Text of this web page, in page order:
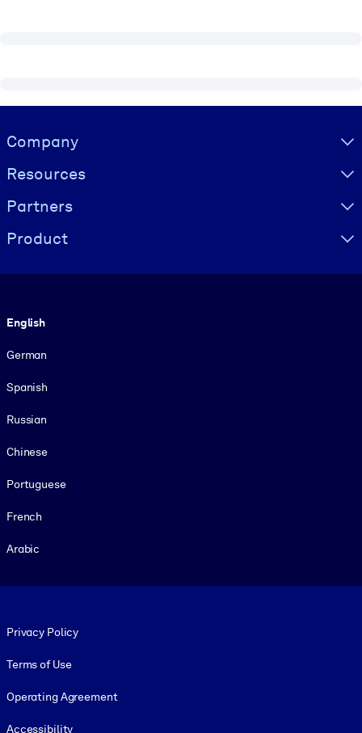
Visually hidden Text
Company
Resources
Partners
Product
English
German
Spanish
Russian
Chinese
Portuguese
French
Arabic
Privacy Policy
Terms of Use
Operating Agreement
Accessibility